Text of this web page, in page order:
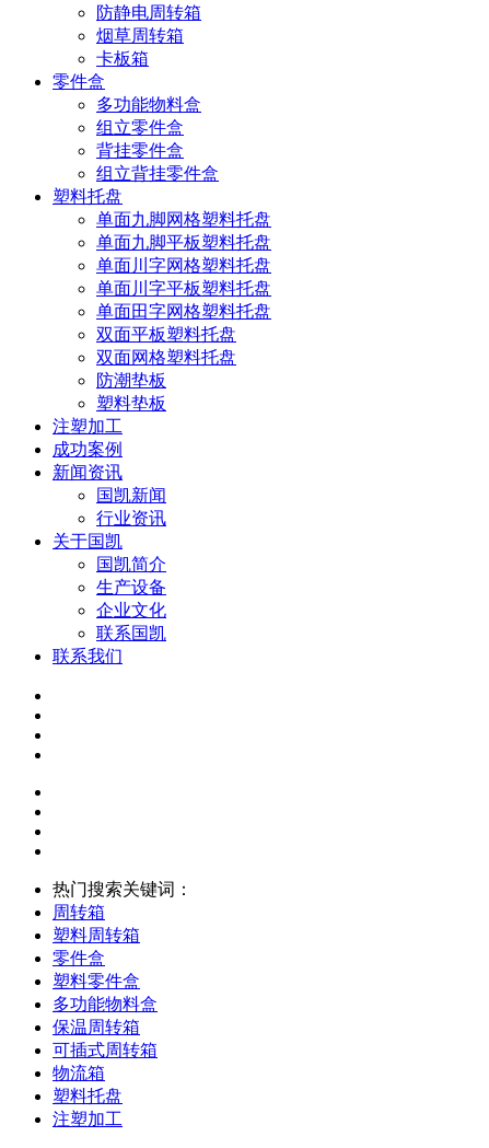
防静电周转箱
烟草周转箱
卡板箱
零件盒
多功能物料盒
组立零件盒
背挂零件盒
组立背挂零件盒
塑料托盘
单面九脚网格塑料托盘
单面九脚平板塑料托盘
单面川字网格塑料托盘
单面川字平板塑料托盘
单面田字网格塑料托盘
双面平板塑料托盘
双面网格塑料托盘
防潮垫板
塑料垫板
注塑加工
成功案例
新闻资讯
国凯新闻
行业资讯
关于国凯
国凯简介
生产设备
企业文化
联系国凯
联系我们
热门搜索关键词：
周转箱
塑料周转箱
零件盒
塑料零件盒
多功能物料盒
保温周转箱
可插式周转箱
物流箱
塑料托盘
注塑加工